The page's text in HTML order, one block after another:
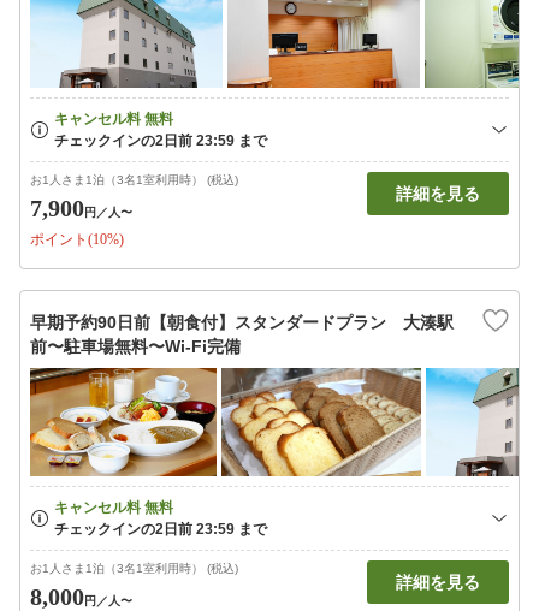
お1人さま1泊（3名1室利用時） (税込)
7,900円 ／人〜
ポイント(10%)
詳細を見る
早期予約90日前【朝食付】スタンダードプラン 大湊駅
前〜駐車場無料〜Wi-Fi完備
お1人さま1泊（3名1室利用時） (税込)
8,000円 ／人〜
詳細を見る